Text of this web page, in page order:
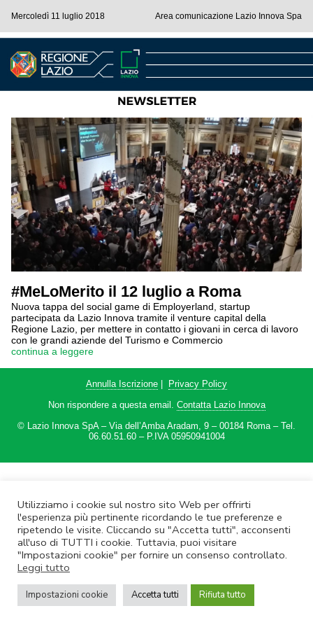
Utilizziamo i cookie sul nostro sito Web per offrirti
l'esperienza più pertinente ricordando le tue preferenze e
ripetendo le visite. Cliccando su "Accetta tutti", acconsenti
all'uso di TUTTI i cookie. Tuttavia, puoi visitare
"Impostazioni cookie" per fornire un consenso controllato.
Leggi tutto
Impostazioni cookie Accetta tutti Rifiuta tutto
Mercoledì 11 luglio 2018 Area comunicazione Lazio Innova Spa
#MeLoMerito il 12 luglio a Roma
Nuova tappa del social game di Employerland, startup
partecipata da Lazio Innova tramite il venture capital della
Regione Lazio, per mettere in contatto i giovani in cerca di lavoro
con le grandi aziende del Turismo e Commercio
continua a leggere
Annulla Iscrizione
Privacy Policy
Non rispondere a questa email. Contatta Lazio Innova
© Lazio Innova SpA – Via dell’Amba Aradam, 9 – 00184 Roma – Tel.
06.60.51.60 – P.IVA 05950941004